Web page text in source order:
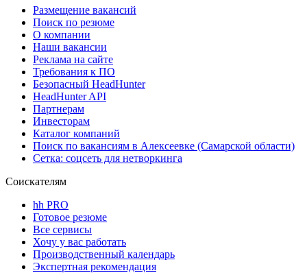
Размещение вакансий
Поиск по резюме
О компании
Наши вакансии
Реклама на сайте
Требования к ПО
Безопасный HeadHunter
HeadHunter API
Партнерам
Инвесторам
Каталог компаний
Поиск по вакансиям в Алексеевке (Самарской области)
Сетка: соцсеть для нетворкинга
Соискателям
hh PRO
Готовое резюме
Все сервисы
Хочу у вас работать
Производственный календарь
Экспертная рекомендация